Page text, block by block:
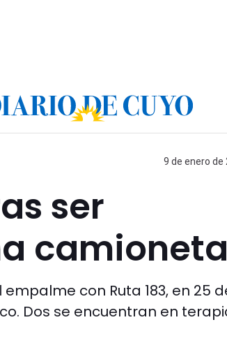
9 de enero de
ser
camioneta
con Ruta 183, en 25
Dos se encuentran en